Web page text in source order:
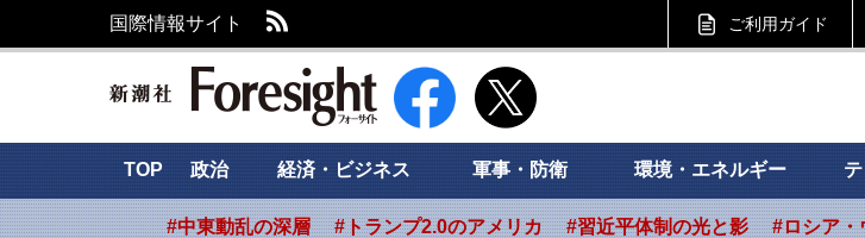
国際情報サイト ご利用ガイド
新潮社 Foresight フォーサイト
TOP 政治 経済・ビジネス 軍事・防衛 環境・エネルギー
#中東動乱の深層 #トランプ2.0のアメリカ #習近平体制の光と影 #ロシア・